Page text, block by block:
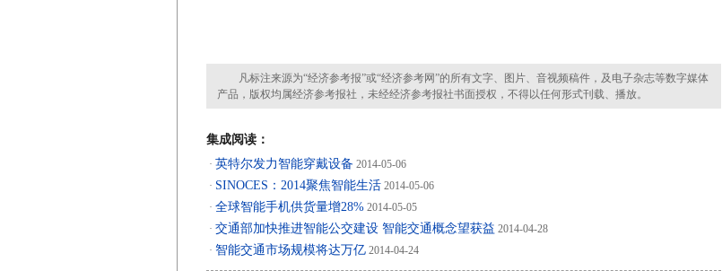
凡标注来源为“经济参考报”或“经济参考网”的所有文字、图片、音视频稿件，及电子杂志等数字媒体
产品，版权均属经济参考报社，未经经济参考报社书面授权，不得以任何形式刊载、播放。
集成阅读：
· 英特尔发力智能穿戴设备 2014-05-06
· SINOCES：2014聚焦智能生活 2014-05-06
· 全球智能手机供货量增28% 2014-05-05
· 交通部加快推进智能公交建设 智能交通概念望获益 2014-04-28
· 智能交通市场规模将达万亿 2014-04-24